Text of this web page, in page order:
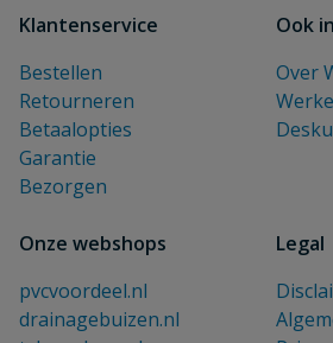
Klantenservice
Bestellen
Retourneren
Betaalopties
Garantie
Bezorgen
Ook
Over
Onze webshops
pvcvoordeel.nl
drainagebuizen.nl
Legal